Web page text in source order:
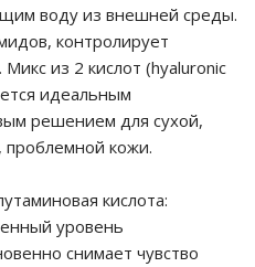
воду из внешней среды.
контролирует
из 2 кислот (hyaluronic
идеальным
решением для сухой,
проблемной кожи.
кислота:
уровень
снимает чувство